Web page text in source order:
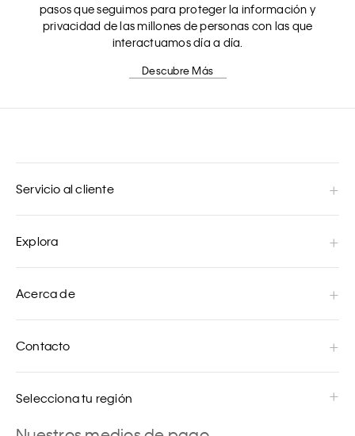
pasos que seguimos para proteger la información y
privacidad de las millones de personas con las que
interactuamos día a día.
Descubre Más
Servicio al cliente
Explora
Acerca de
Contacto
Selecciona tu región